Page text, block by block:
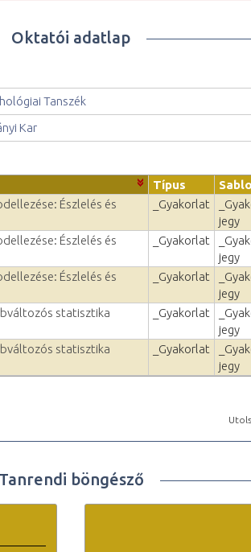
Oktatói adatlap
Tanszék
Kar
Típus
Észlelés és
_Gyakorlat
jegy
Észlelés és
_Gyakorlat
jegy
Észlelés és
_Gyakorlat
jegy
statisztika _Gyakorlat
jegy
statisztika
_Gyakorlat
jegy
Tanrendi böngésző